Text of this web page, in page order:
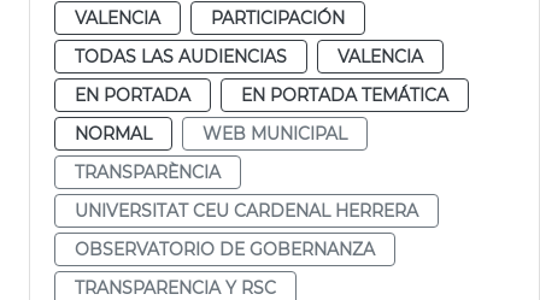
VALENCIA
PARTICIPACIÓN
TODAS LAS AUDIENCIAS
VALENCIA
EN PORTADA
EN PORTADA TEMÁTICA
NORMAL
WEB MUNICIPAL
TRANSPARÈNCIA
UNIVERSITAT CEU CARDENAL HERRERA
OBSERVATORIO DE GOBERNANZA
TRANSPARENCIA Y RSC